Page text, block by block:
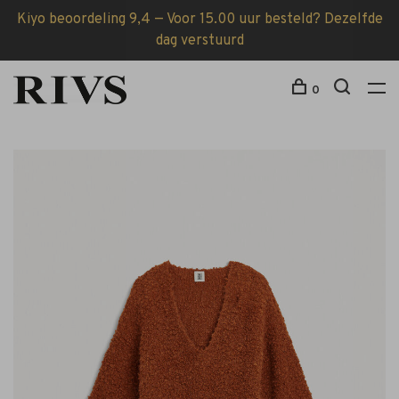
Kiyo beoordeling 9,4 — Voor 15.00 uur besteld? Dezelfde
dag verstuurd
0